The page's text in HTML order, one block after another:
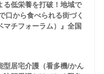
る低栄養を打破！地域で
口から食べられる街づく
マチフォーラム）』全国
型居宅介護（看多機/かん